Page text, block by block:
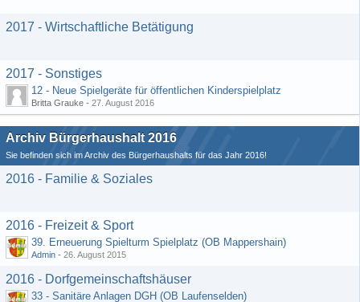
2017 - Wirtschaftliche Betätigung
2017 - Sonstiges
12 - Neue Spielgeräte für öffentlichen Kinderspielplatz
Britta Grauke - 27. August 2016
Archiv Bürgerhaushalt 2016
Sie befinden sich im Archiv des Bürgerhaushalts für das Jahr 2016!
2016 - Familie & Soziales
2016 - Freizeit & Sport
39. Erneuerung Spielturm Spielplatz (OB Mappershain)
Admin - 26. August 2015
2016 - Dorfgemeinschaftshäuser
33 - Sanitäre Anlagen DGH (OB Laufenselden)